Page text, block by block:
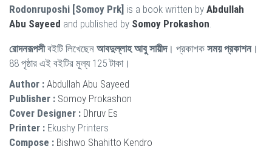
Rodonruposhi [Somoy Prk] is a book written by Abdullah
Abu Sayeed and published by Somoy Prokashon
রোদনরূপসীবইটি লিখেছেন আবদুল্লাহ আবু সায়ীদ। প্রকাশক সময় প্রকাশন।
88 পৃষ্ঠার এই বইটির মূল্য 125 টাকা।
Author : Abdullah Abu Sayeed
Publisher : Somoy Prokashon
Cover Designer : Dhruv Es
Printer : Ekushy Printers
Compose : Bishwo Shahitto Kendro